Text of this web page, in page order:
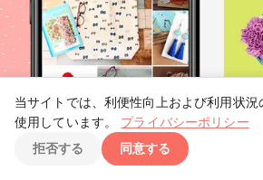
当サイトでは、利便性向上および利用状
使用しています。
プライバシーポリシー
拒否する
同意する